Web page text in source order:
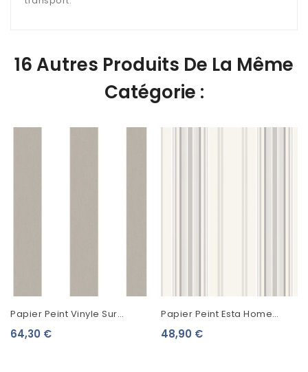
16 Autres Produits De La Même
Catégorie :
Papier Peint Vinyle Sur
Intissé Lutèce Rayure Gris
64,30 €
Papier Peint Esta Home
College Rayures Gris Et
48,90 €